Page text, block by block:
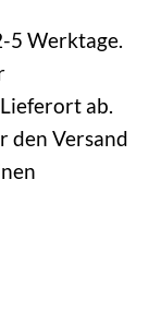
5 Werktage.
ab.
den Versand